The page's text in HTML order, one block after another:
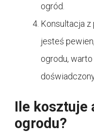
ogród.
Konsultacja
jesteś
ogrodu,
Ile kosztuje
ogrodu?